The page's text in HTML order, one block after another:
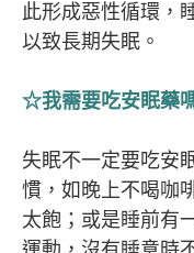
此形成惡性循環，
以致長期失眠。
☆我需要吃安眠藥
失眠不一定要吃安
慣，如晚上不喝咖
太飽；或是睡前有